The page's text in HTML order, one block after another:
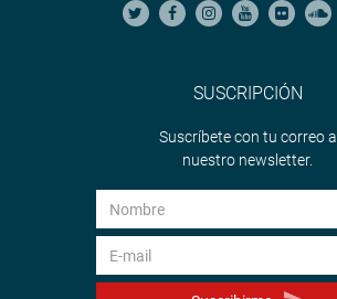
SUSCRIPCIÓN
Suscríbete con tu correo a
nuestro newsletter.